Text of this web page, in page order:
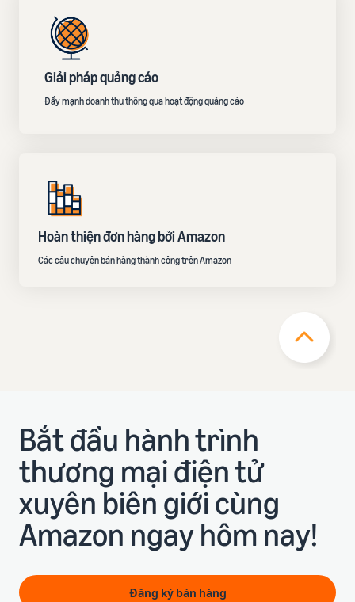
Giải pháp quảng cáo
Đẩy mạnh doanh thu thông qua hoạt động quảng cáo
Hoàn thiện đơn hàng bởi Amazon
Các câu chuyện bán hàng thành công trên Amazon
Bắt đầu hành trình
thương mại điện tử
xuyên biên giới cùng
Amazon ngay hôm nay!
Đăng ký bán hàng